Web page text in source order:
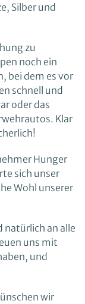
Silber und
zu
noch ein
bei dem es vor
schnell und
oder das
Klar
Hunger
sich unser
Wohl unserer
natürlich an alle
uns mit
und
wir